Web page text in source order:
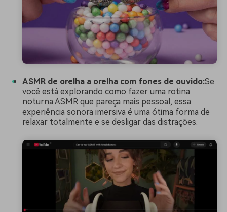
ASMR de orelha a orelha com fones de ouvido:Se
você está explorando como fazer uma rotina
noturna ASMR que pareça mais pessoal, essa
experiência sonora imersiva é uma ótima forma de
relaxar totalmente e se desligar das distrações.